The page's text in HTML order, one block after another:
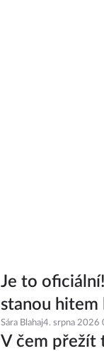
Je to
stanou hitem
Sára Blahaj4. srpna 2026
V čem přežít